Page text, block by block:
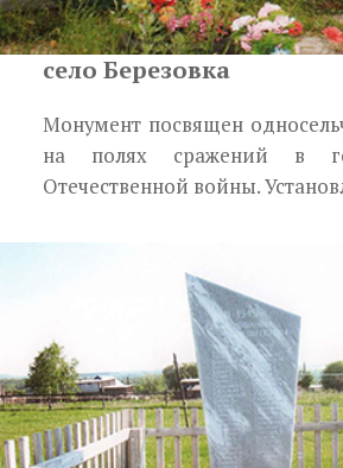
село Березовка
Монумент посвящен
на полях сражений в
Отечественной войны.